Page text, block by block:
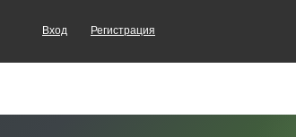
Вход Регистрация